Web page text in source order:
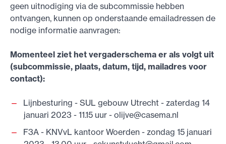
geen uitnodiging via de subcommissie hebben
ontvangen, kunnen op onderstaande emailadressen de
nodige informatie aanvragen:
Momenteel ziet het vergaderschema er als volgt uit
(subcommissie, plaats, datum, tijd, mailadres voor
contact):
Lijnbesturing - SUL gebouw Utrecht - zaterdag 14
januari 2023 - 11.15 uur - olijve@casema.nl
F3A - KNVvL kantoor Woerden - zondag 15 januari